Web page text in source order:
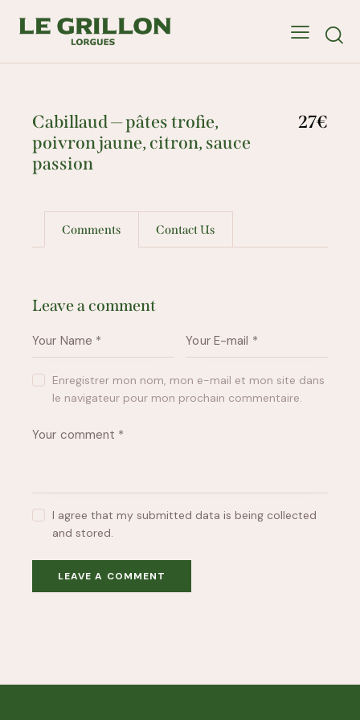
Cabillaud — pâtes trofie,
poivron jaune, citron, sauce
passion
27€
Comments Contact Us
Leave a comment
Enregistrer mon nom, mon e-mail et mon site dans
le navigateur pour mon prochain commentaire.
I agree that my submitted data is being collected
and stored.